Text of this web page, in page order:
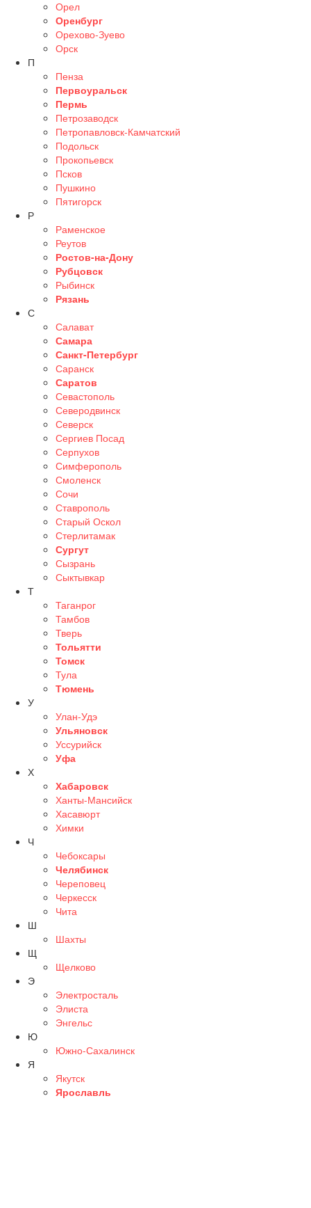
Орел
Оренбург
Орехово-Зуево
Орск
П
Пенза
Первоуральск
Пермь
Петрозаводск
Петропавловск-Камчатский
Подольск
Прокопьевск
Псков
Пушкино
Пятигорск
Р
Раменское
Реутов
Ростов-на-Дону
Рубцовск
Рыбинск
Рязань
С
Салават
Самара
Санкт-Петербург
Саранск
Саратов
Севастополь
Северодвинск
Северск
Сергиев Посад
Серпухов
Симферополь
Смоленск
Сочи
Ставрополь
Старый Оскол
Стерлитамак
Сургут
Сызрань
Сыктывкар
Т
Таганрог
Тамбов
Тверь
Тольятти
Томск
Тула
Тюмень
У
Улан-Удэ
Ульяновск
Уссурийск
Уфа
Х
Хабаровск
Ханты-Мансийск
Хасавюрт
Химки
Ч
Чебоксары
Челябинск
Череповец
Черкесск
Чита
Ш
Шахты
Щ
Щелково
Э
Электросталь
Элиста
Энгельс
Ю
Южно-Сахалинск
Я
Якутск
Ярославль